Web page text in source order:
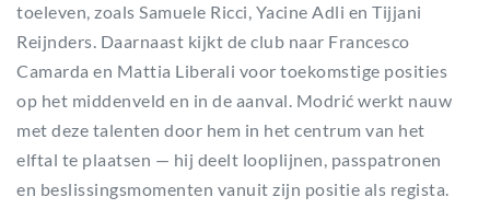
toeleven, zoals Samuele Ricci, Yacine Adli en Tijjani
Reijnders. Daarnaast kijkt de club naar Francesco
Camarda en Mattia Liberali voor toekomstige posities
op het middenveld en in de aanval. Modrić werkt nauw
met deze talenten door hem in het centrum van het
elftal te plaatsen — hij deelt looplijnen, passpatronen
en beslissingsmomenten vanuit zijn positie als regista.